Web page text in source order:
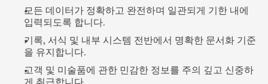
모든 데이터가 정확하고 완전하며 일관되게 기한 내에
입력되도록 합니다.
기록, 서식 및 내부 시스템 전반에서 명확한 문서화 기준
을 유지합니다.
고객 및 미술품에 관한 민감한 정보를 주의 깊고 신중하
게 취급합니다.